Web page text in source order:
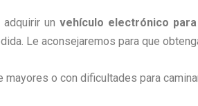
un vehículo electrónico
Le aconsejaremos para que
mayores o con dificultades para